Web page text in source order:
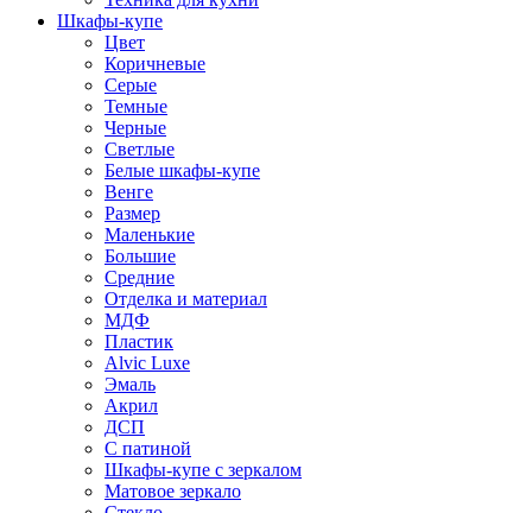
Шкафы-купе
Цвет
Коричневые
Серые
Темные
Черные
Светлые
Белые шкафы-купе
Венге
Размер
Маленькие
Большие
Средние
Отделка и материал
МДФ
Пластик
Alvic Luxe
Эмаль
Акрил
ДСП
С патиной
Шкафы-купе с зеркалом
Матовое зеркало